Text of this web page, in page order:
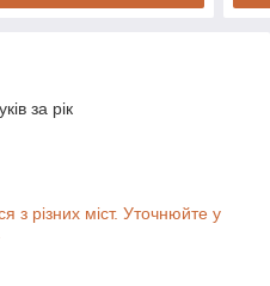
за рік
з різних міст. Уточнюйте у